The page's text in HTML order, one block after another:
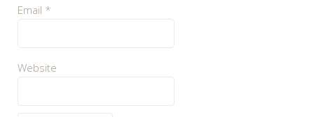
Email *
Website